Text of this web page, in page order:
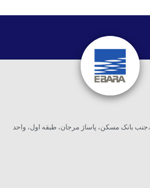
بانک مسکن، پاساژ مرجان، طبقه اول، واحد